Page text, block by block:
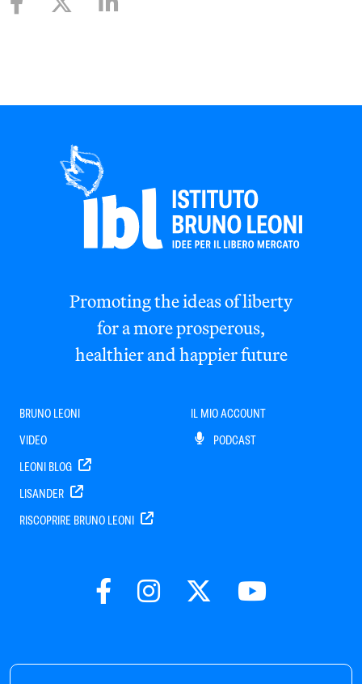
Promoting the ideas of liberty
for a more prosperous,
healthier and happier future
BRUNO LEONI
VIDEO
LEONI BLOG
LISANDER
RISCOPRIRE BRUNO LEONI
IL MIO ACCOUNT
PODCAST